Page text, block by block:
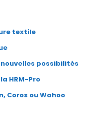
textile
nouvelles possibilités
HRM-Pro
Coros ou Wahoo